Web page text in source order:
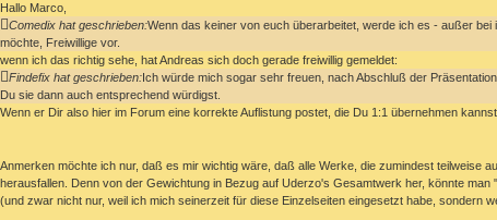
Hallo Marco,
Comedix hat geschrieben:Wenn das keiner von euch überarbeitet, werde ich es - außer
möchte, Freiwillige vor.
wenn ich das richtig sehe, hat Andreas sich doch gerade freiwillig gemeldet:
Findefix hat geschrieben:Ich würde mich sogar sehr freuen, nach Abschluß der
Du sie dann auch entsprechend würdigst.
Wenn er Dir also hier im Forum eine korrekte Auflistung postet, die Du 1:1 übernehmen
Anmerken möchte ich nur, daß es mir wichtig wäre, daß alle Werke, die zumindest teilweise
herausfallen. Denn von der Gewichtung in Bezug auf Uderzo's Gesamtwerk her, könnte
(und zwar nicht nur, weil ich mich seinerzeit für diese Einzelseiten eingesetzt habe, sondern